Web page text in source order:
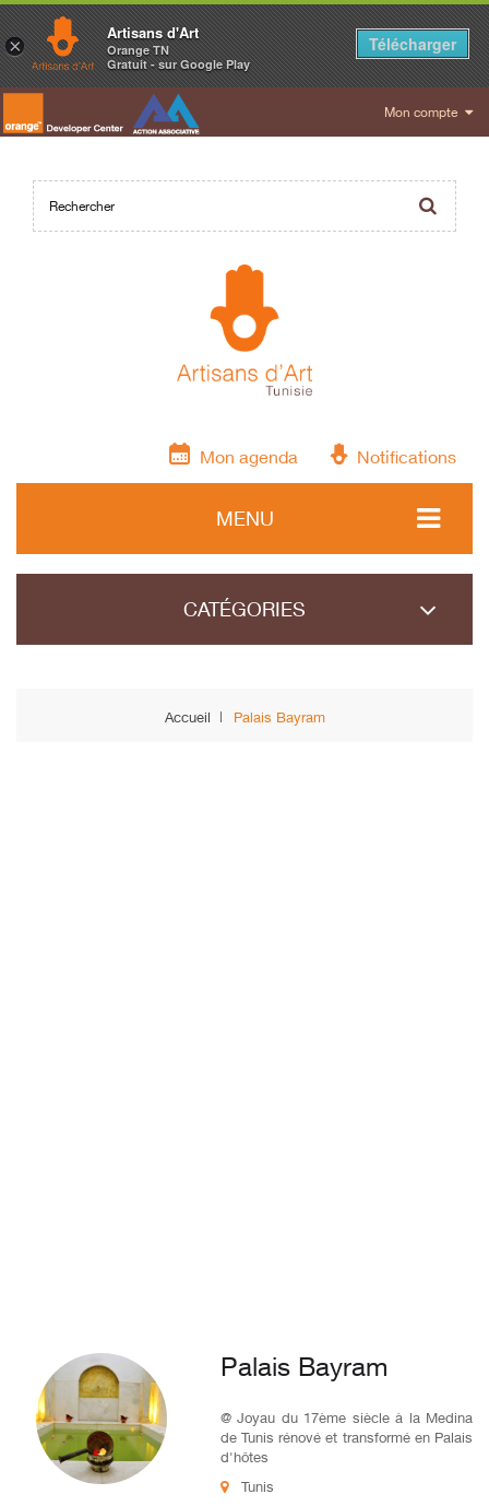
Mon compte
Mon agenda Notifications
MENU
CATÉGORIES
Accueil Palais Bayram
Palais Bayram
@ Joyau du 17ème siècle à la Medina
de Tunis rénové et transformé en Palais
d'hôtes
Tunis
×
Artisans d'Art
Orange TN
Gratuit - sur Google Play
Télécharger